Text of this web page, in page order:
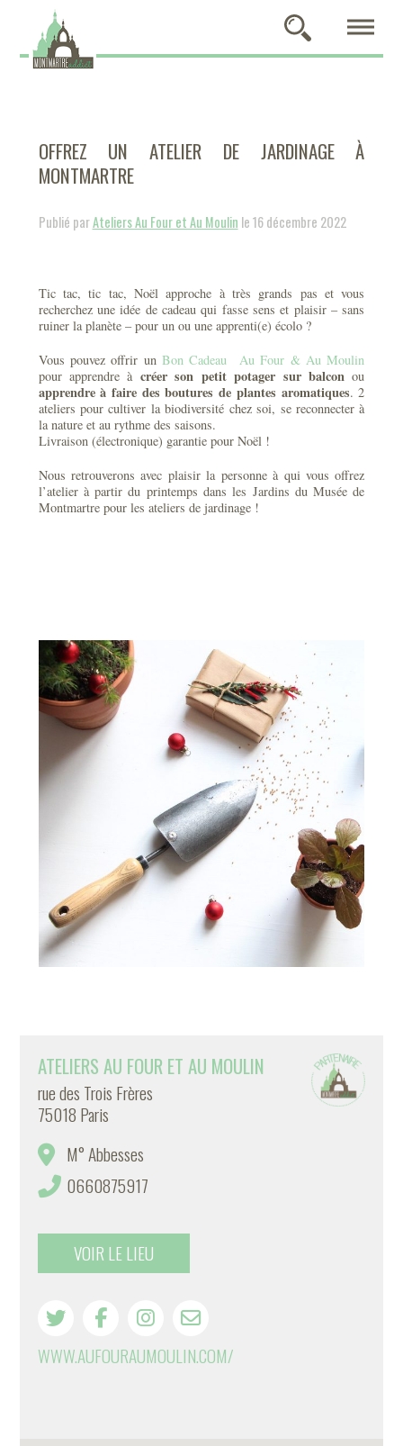
OFFREZ UN ATELIER DE JARDINAGE À
MONTMARTRE
Publié parAteliers Au Four et Au Moulin le 16 décembre 2022
Tic tac, tic tac, Noël approche à très grands pas et vous
recherchez une idée de cadeau qui fasse sens et plaisir – sans
ruiner la planète – pour un ou une apprenti(e) écolo ?
Vous pouvez offrir un Bon Cadeau Au Four & Au Moulin
pour apprendre à créer son petit potager sur balcon ou
apprendre à faire des boutures de plantes aromatiques. 2
ateliers pour cultiver la biodiversité chez soi, se reconnecter à
la nature et au rythme des saisons.
Livraison (électronique) garantie pour Noël !
Nous retrouverons avec plaisir la personne à qui vous offrez
l’atelier à partir du printemps dans les Jardins du Musée de
Montmartre pour les ateliers de jardinage !
ATELIERS AU FOUR ET AU MOULIN
rue des Trois Frères
75018 Paris
M° Abbesses
0660875917
VOIR LE LIEU
WWW.AUFOURAUMOULIN.COM/